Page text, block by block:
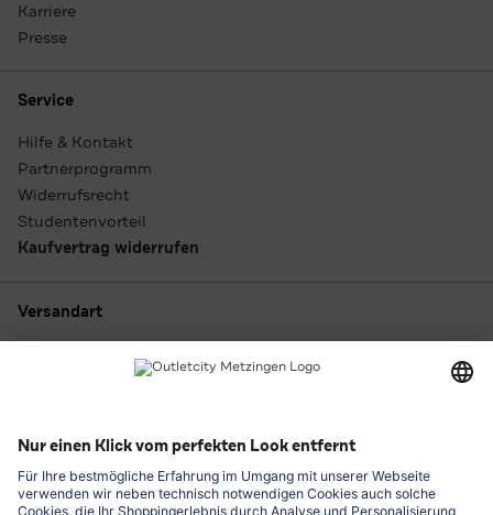
Karriere
Presse
Service
Hilfe & Kontakt
Partnerprogramm
Widerrufsrecht
Studentenvorteil
Kaufvertrag widerrufen
Versandart